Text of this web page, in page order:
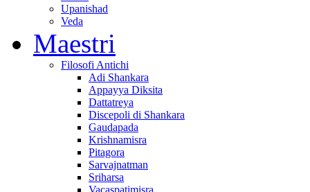
Upanishad
Veda
Maestri
Filosofi Antichi
Adi Shankara
Appayya Diksita
Dattatreya
Discepoli di Shankara
Gaudapada
Krishnamisra
Pitagora
Sarvajnatman
Sriharsa
Vacaspatimisra